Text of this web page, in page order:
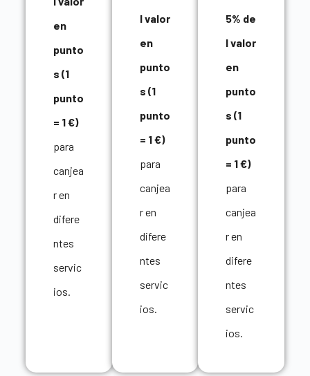
en
punto
s (1
punto
= 1 €)
para
canjea
r en
difere
ntes
servic
ios.
l valor
en
punto
s (1
punto
= 1 €)
para
canjea
r en
difere
ntes
servic
ios.
5% de
l valor
en
punto
s (1
punto
= 1 €)
para
canjea
r en
difere
ntes
servic
ios.